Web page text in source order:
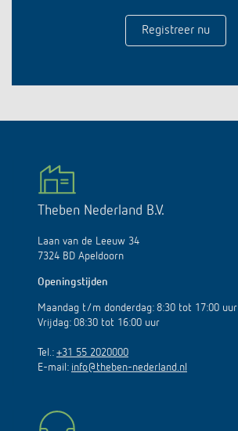
Registreer nu
Theben Nederland B.V.
Laan van de Leeuw 34
7324 BD Apeldoorn
Openingstijden
Maandag t/m donderdag: 8:30 tot 17:00 uur
Vrijdag: 08:30 tot 16:00 uur
Tel.: +31 55 2020000
E-mail: info@theben-nederland.nl